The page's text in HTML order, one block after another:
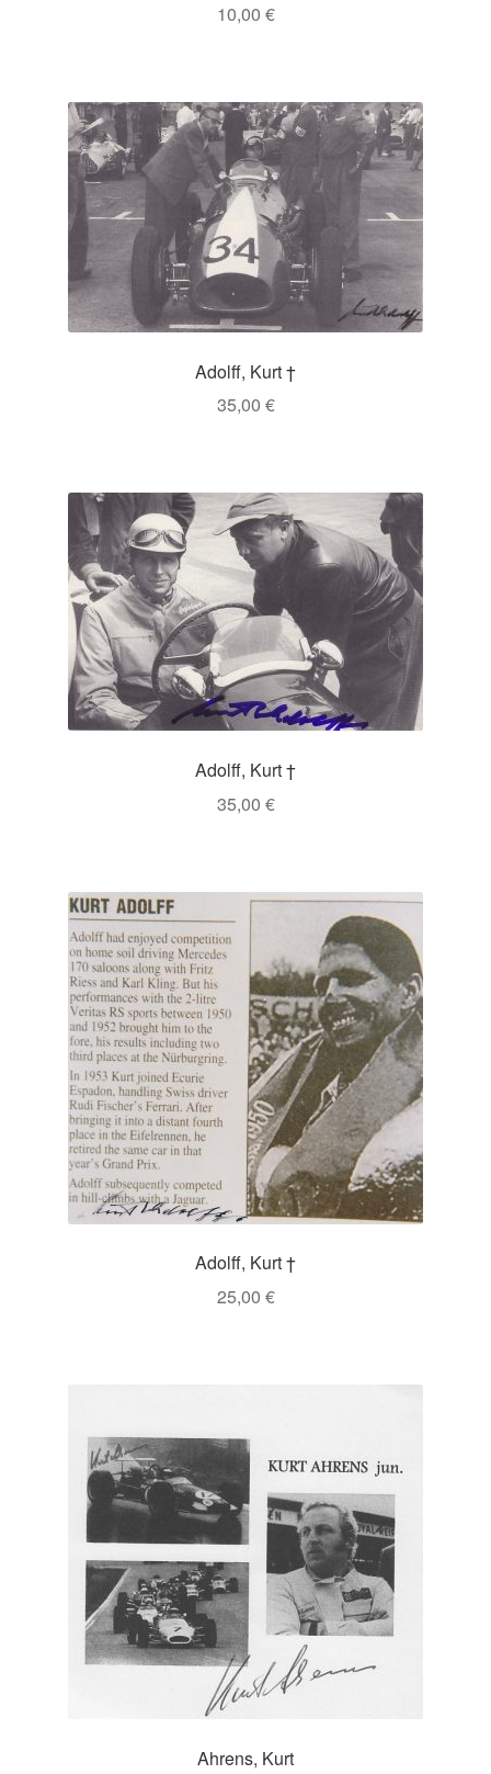
10,00 €
Adolff, Kurt †
35,00 €
Adolff, Kurt †
35,00 €
Adolff, Kurt †
25,00 €
Ahrens, Kurt